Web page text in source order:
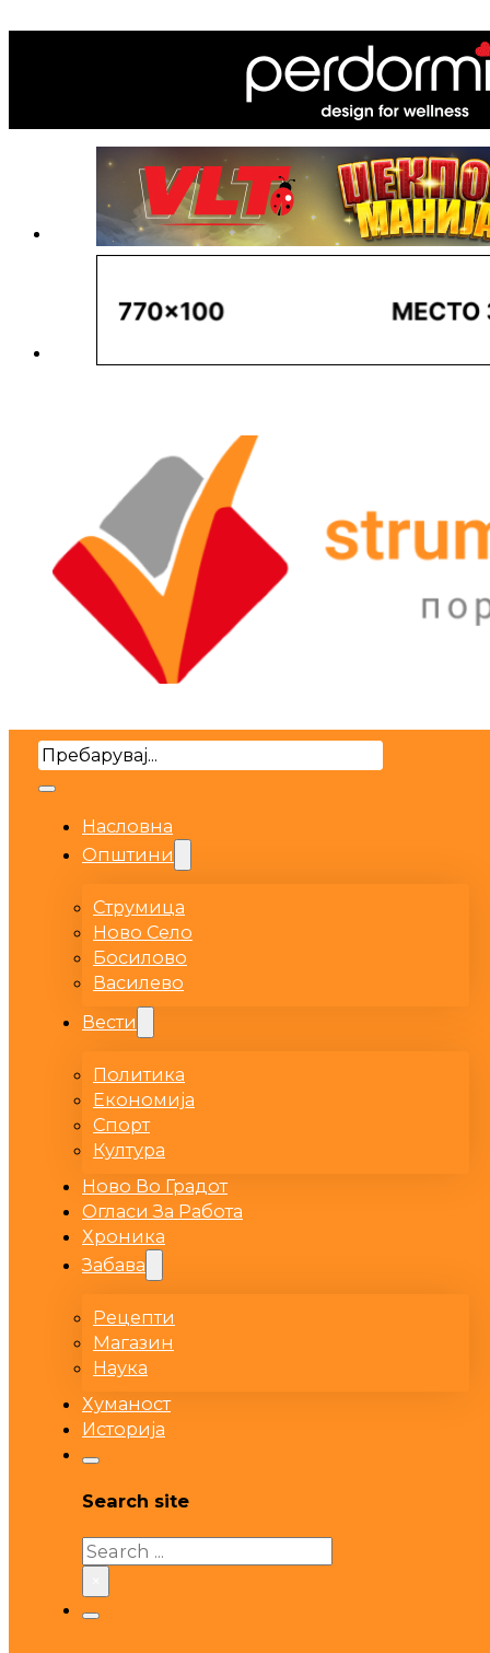
Search
Насловна
Општини
Струмица
Ново Село
Босилово
Василево
Вести
Политика
Економија
Спорт
Култура
Ново Во Градот
Огласи За Работа
Хроника
Забава
Рецепти
Магазин
Наука
Хуманост
Историја
Search site
Search